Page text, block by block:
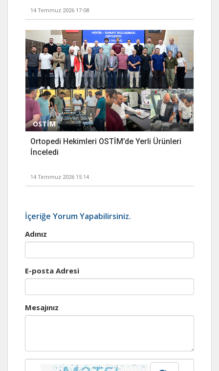
14 Temmuz 2026 17:08
OSTİM
Ortopedi Hekimleri OSTİM’de Yerli Ürünleri
İnceledi
14 Temmuz 2026 15:14
İçeriğe Yorum Yapabilirsiniz.
Adınız
E-posta Adresi
Mesajınız